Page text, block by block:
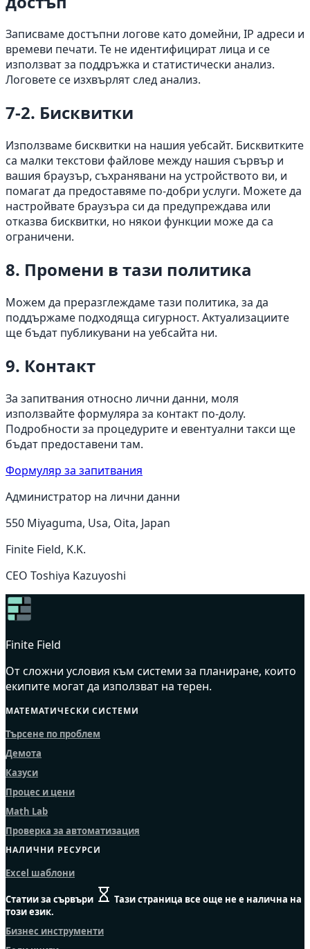
Записваме достъпни логове като домейни, IP адреси и
времеви печати. Те не идентифицират лица и се
използват за поддръжка и статистически анализ.
Логовете се изхвърлят след анализ.
7-2. Бисквитки
Използваме бисквитки на нашия уебсайт. Бисквитките
са малки текстови файлове между нашия сървър и
вашия браузър, съхранявани на устройството ви, и
помагат да предоставяме по-добри услуги. Можете да
настройвате браузъра си да предупреждава или
отказва бисквитки, но някои функции може да са
ограничени.
8. Промени в тази политика
Можем да преразглеждаме тази политика, за да
поддържаме подходяща сигурност. Актуализациите
ще бъдат публикувани на уебсайта ни.
9. Контакт
За запитвания относно лични данни, моля
използвайте формуляра за контакт по-долу.
Подробности за процедурите и евентуални такси ще
бъдат предоставени там.
Формуляр за запитвания
Администратор на лични данни
550 Miyaguma, Usa, Oita, Japan
Finite Field, K.K.
CEO Toshiya Kazuyoshi
Finite Field
От сложни условия към системи за планиране, които
екипите могат да използват на терен.
МАТЕМАТИЧЕСКИ СИСТЕМИ
Търсене по проблем
Демота
Казуси
Процес и цени
Math Lab
Проверка за автоматизация
НАЛИЧНИ РЕСУРСИ
Excel шаблони
Статии за сървъри
Тази страница все още не е налична на
този език.
Бизнес инструменти